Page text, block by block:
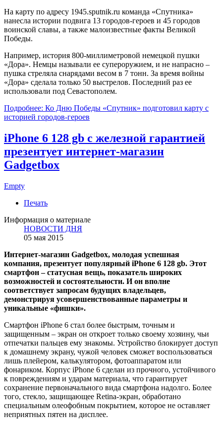
На карту по адресу 1945.sputnik.ru команда «Спутника»
нанесла истории подвига 13 городов-героев и 45 городов
воинской славы, а также малоизвестные факты Великой
Победы.
Например, история 800-миллиметровой немецкой пушки
«Дора». Немцы называли ее супероружием, и не напрасно –
пушка стреляла снарядами весом в 7 тонн. За время войны
«Дора» сделала только 50 выстрелов. Последний раз ее
использовали под Севастополем.
Подробнее: Ко Дню Победы «Спутник» подготовил карту с
историей городов-героев
iPhone 6 128 gb с железной гарантией
презентует интернет-магазин
Gadgetbox
Empty
Печать
Информация о материале
НОВОСТИ ДНЯ
05 мая 2015
Интернет-магазин Gadgetbox, молодая успешная
компания, презентует популярный iPhone 6 128 gb. Этот
смартфон – статусная вещь, показатель широких
возможностей и состоятельности. И он вполне
соответствует запросам будущих владельцев,
демонстрируя усовершенствованные параметры и
уникальные «фишки».
Смартфон iPhone 6 стал более быстрым, точным и
защищенным – экран он откроет только своему хозяину, чьи
отпечатки пальцев ему знакомы. Устройство блокирует доступ
к домашнему экрану, чужой человек сможет воспользоваться
лишь плейером, калькулятором, фотоаппаратом или
фонариком. Корпус iPhone 6 сделан из прочного, устойчивого
к повреждениям и ударам материала, что гарантирует
сохранение первоначального вида смартфона надолго. Более
того, стекло, защищающее Retina-экран, обработано
специальным олеофобным покрытием, которое не оставляет
неприятных пятен на дисплее.